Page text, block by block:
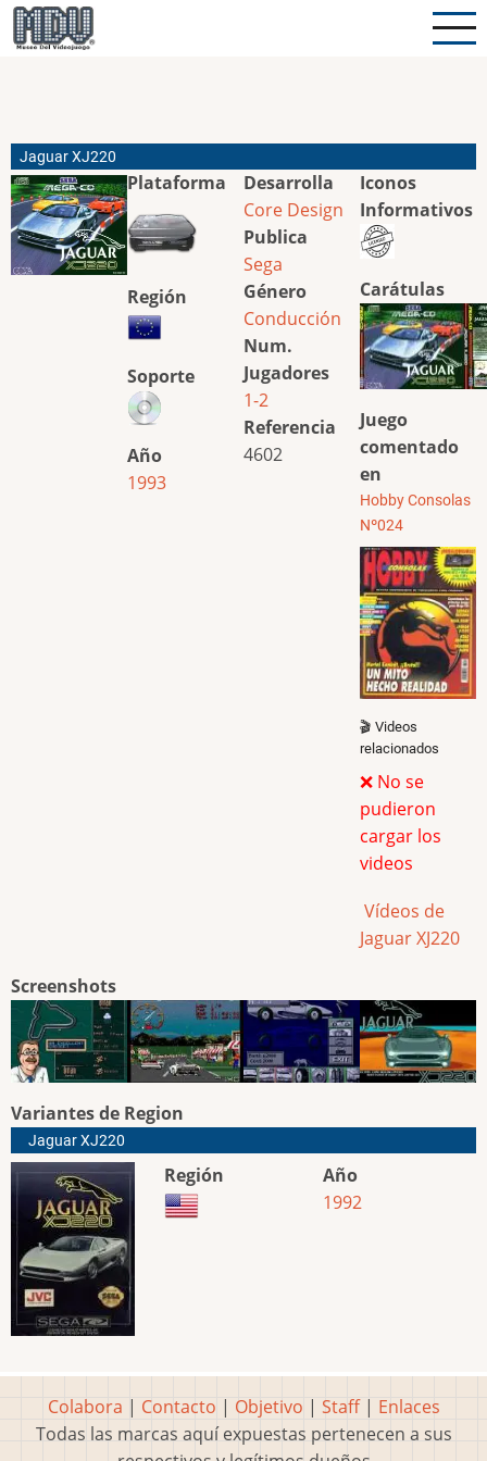
Pasar
al
Jaguar XJ220
Plataforma
Región
Soporte
Año
1993
Desarrolla
Core Design
Publica
Sega
Género
Conducción
Num.
Jugadores
1-2
Referencia
4602
Iconos
Informativos
Carátulas
Juego
comentado
en
Hobby Consolas
Nº024
🎬 Videos
relacionados
❌ No se
pudieron
cargar los
videos
Vídeos de
Jaguar XJ220
Screenshots
Variantes de Region
Jaguar XJ220
Región
Año
1992
Colabora | Contacto | Objetivo | Staff| Enlaces
Todas las marcas aquí expuestas pertenecen a sus